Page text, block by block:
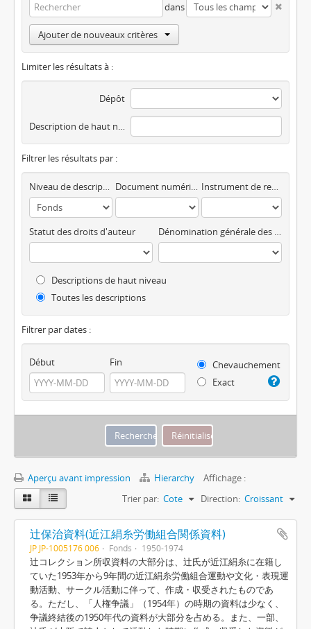
dans
Ajouter de nouveaux critères
Limiter les résultats à :
Dépôt
Description de haut niveau
Filtrer les résultats par :
Niveau de description Document numérique disponible Instrument de recherche
Statut des droits d'auteur Dénomination générale des documents
Descriptions de haut niveau
Toutes les descriptions
Filtrer par dates :
Début Fin
Chevauchement
Exact
Aperçu avant impression Hierarchy
Affichage :
Trier par: Cote Direction: Croissant
辻保治資料(近江絹糸労働組合関係資料)
JP JP-1005176 006 Fonds 1950-1974
辻コレクション所収資料の大部分は、辻氏が近江絹糸に在籍し
ていた1953年から9年間の近江絹糸労働組合運動や文化・表現運
動活動、サークル活動に伴って、作成・収受されたものであ
る。ただし、「人権争議」（1954年）の時期の資料は少なく、
争議終結後の1950年代の資料が大部分を占める。また、一部、